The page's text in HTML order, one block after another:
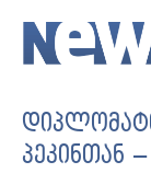
პეკინთან